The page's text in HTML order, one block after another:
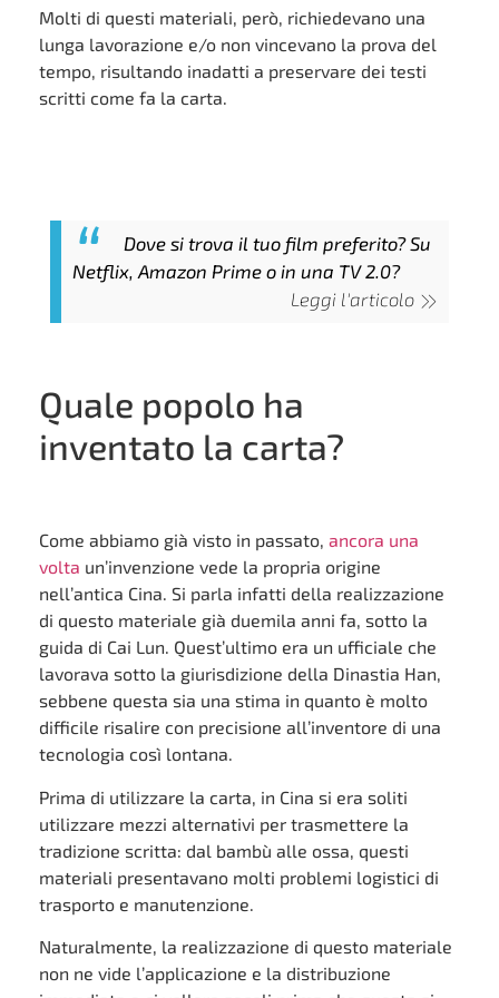
Molti di questi materiali, però, richiedevano una
lunga lavorazione e/o non vincevano la prova del
tempo, risultando inadatti a preservare dei testi
scritti come fa la carta.
Dove si trova il tuo film preferito? Su
Netflix, Amazon Prime o in una TV 2.0?
Leggi l'articolo
Quale popolo ha
inventato la carta?
Come abbiamo già visto in passato, ancora una
volta un’invenzione vede la propria origine
nell’antica Cina. Si parla infatti della realizzazione
di questo materiale già duemila anni fa, sotto la
guida di Cai Lun. Quest’ultimo era un ufficiale che
lavorava sotto la giurisdizione della Dinastia Han,
sebbene questa sia una stima in quanto è molto
difficile risalire con precisione all’inventore di una
tecnologia così lontana.
Prima di utilizzare la carta, in Cina si era soliti
utilizzare mezzi alternativi per trasmettere la
tradizione scritta: dal bambù alle ossa, questi
materiali presentavano molti problemi logistici di
trasporto e manutenzione.
Naturalmente, la realizzazione di questo materiale
non ne vide l’applicazione e la distribuzione